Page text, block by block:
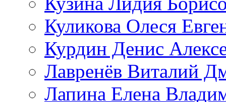
Куликова Олеся
Курдин Денис
Лавренёв Виталий
Лапина Елена